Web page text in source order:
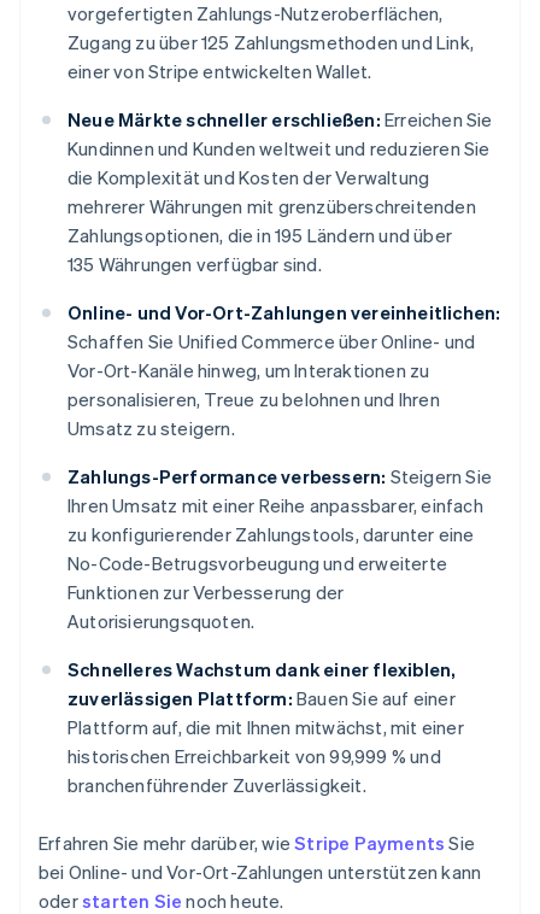
vorgefertigten Zahlungs-Nutzeroberflächen,
Zugang zu über 125 Zahlungsmethoden und Link,
einer von Stripe entwickelten Wallet.
Neue Märkte schneller erschließen: Erreichen Sie
Kundinnen und Kunden weltweit und reduzieren Sie
die Komplexität und Kosten der Verwaltung
mehrerer Währungen mit grenzüberschreitenden
Zahlungsoptionen, die in 195 Ländern und über
135 Währungen verfügbar sind.
Online- und Vor-Ort-Zahlungen vereinheitlichen:
Schaffen Sie Unified Commerce über Online- und
Vor-Ort-Kanäle hinweg, um Interaktionen zu
personalisieren, Treue zu belohnen und Ihren
Umsatz zu steigern.
Zahlungs-Performance verbessern: Steigern Sie
Ihren Umsatz mit einer Reihe anpassbarer, einfach
zu konfigurierender Zahlungstools, darunter eine
No-Code-Betrugsvorbeugung und erweiterte
Funktionen zur Verbesserung der
Autorisierungsquoten.
Schnelleres Wachstum dank einer flexiblen,
zuverlässigen Plattform: Bauen Sie auf einer
Plattform auf, die mit Ihnen mitwächst, mit einer
historischen Erreichbarkeit von 99,999 % und
branchenführender Zuverlässigkeit.
Erfahren Sie mehr darüber, wieStripe Payments Sie
bei Online- und Vor-Ort-Zahlungen unterstützen kann
oderstarten Sie noch heute.